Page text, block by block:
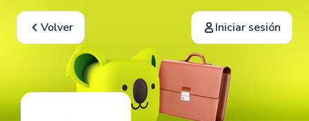
Volver Iniciar sesión